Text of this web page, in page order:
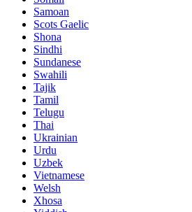
Samoan
Scots Gaelic
Shona
Sindhi
Sundanese
Swahili
Tajik
Tamil
Telugu
Thai
Ukrainian
Urdu
Uzbek
Vietnamese
Welsh
Xhosa